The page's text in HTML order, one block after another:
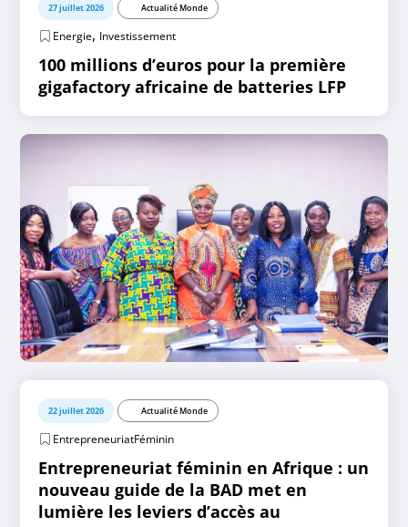
27 juillet 2026 Actualité Monde
Energie, Investissement
100 millions d’euros pour la première
gigafactory africaine de batteries LFP
22 juillet 2026 Actualité Monde
EntrepreneuriatFéminin
Entrepreneuriat féminin en Afrique : un
nouveau guide de la BAD met en
lumière les leviers d’accès au